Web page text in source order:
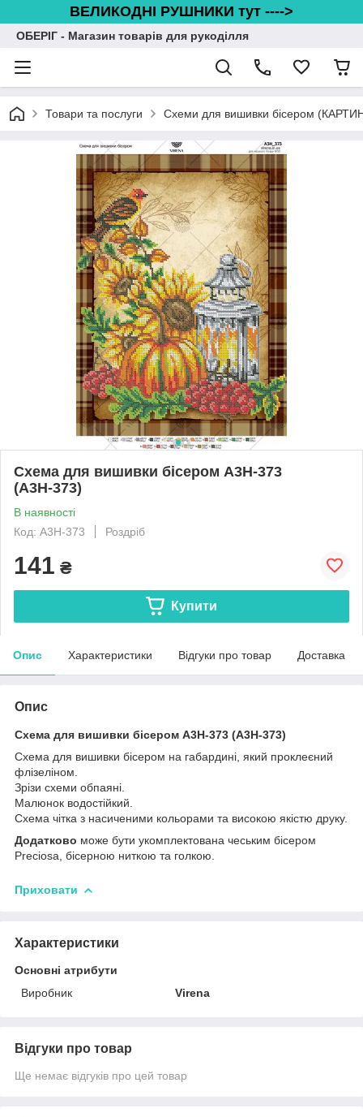
ВЕЛИКОДНІ РУШНИКИ тут ---->
ОБЕРІГ - Магазин товарів для рукоділля
Товари та послуги Схеми для вишивки бісером
Схема для вишивки бісером А3Н-373
(А3Н-373)
В наявності
Код: А3Н-373
Роздріб
141 ₴
Купити
Опис Характеристики Відгуки про товар Доставка
Опис
Схема для вишивки бісером А3Н-373 (А3Н-373)
Схема для вишивки бісером на габардині, який проклеєний
флізеліном.
Зрізи схеми обпаяні.
Малюнок водостійкий.
Схема чітка з насиченими кольорами та високою якістю друку.
Додатково може бути укомплектована чеським бісером
Preciosa, бісерною ниткою та голкою.
Приховати
Характеристики
Основні атрибути
Виробник
Virena
Відгуки про товар
Ще немає відгуків про цей товар